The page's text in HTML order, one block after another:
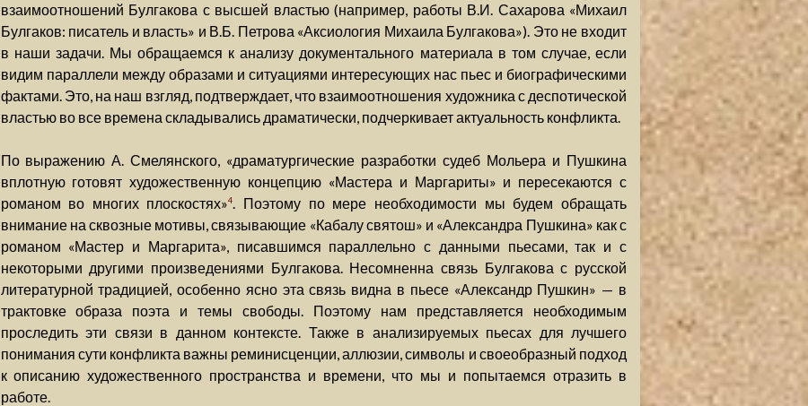
взаимоотношений Булгакова с высшей властью (например, работы В.И. Сахарова «Михаил
Булгаков: писатель и власть» и В.Б. Петрова «Аксиология Михаила Булгакова»). Это не входит
в наши задачи. Мы обращаемся к анализу документального материала в том случае, если
видим параллели между образами и ситуациями интересующих нас пьес и биографическими
фактами. Это, на наш взгляд, подтверждает, что взаимоотношения художника с деспотической
властью во все времена складывались драматически, подчеркивает актуальность конфликта.
По выражению А. Смелянского, «драматургические разработки судеб Мольера и Пушкина
вплотную готовят художественную концепцию «Мастера и Маргариты» и пересекаются с
романом во многих плоскостях»4. Поэтому по мере необходимости мы будем обращать
внимание на сквозные мотивы, связывающие «Кабалу святош» и «Александра Пушкина» как с
романом «Мастер и Маргарита», писавшимся параллельно с данными пьесами, так и с
некоторыми другими произведениями Булгакова. Несомненна связь Булгакова с русской
литературной традицией, особенно ясно эта связь видна в пьесе «Александр Пушкин» — в
трактовке образа поэта и темы свободы. Поэтому нам представляется необходимым
проследить эти связи в данном контексте. Также в анализируемых пьесах для лучшего
понимания сути конфликта важны реминисценции, аллюзии, символы и своеобразный подход
к описанию художественного пространства и времени, что мы и попытаемся отразить в
работе.